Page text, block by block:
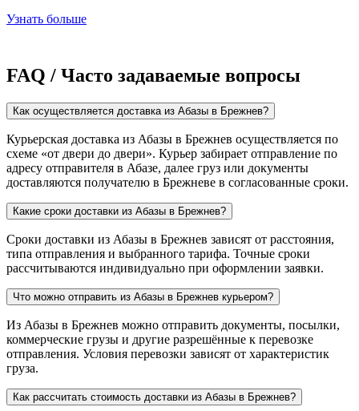
Узнать больше
FAQ / Часто задаваемые вопросы
Как осуществляется доставка из Абазы в Брежнев?
Курьерская доставка из Абазы в Брежнев осуществляется по
схеме «от двери до двери». Курьер забирает отправление по
адресу отправителя в Абазе, далее груз или документы
доставляются получателю в Брежневе в согласованные сроки.
Какие сроки доставки из Абазы в Брежнев?
Сроки доставки из Абазы в Брежнев зависят от расстояния,
типа отправления и выбранного тарифа. Точные сроки
рассчитываются индивидуально при оформлении заявки.
Что можно отправить из Абазы в Брежнев курьером?
Из Абазы в Брежнев можно отправить документы, посылки,
коммерческие грузы и другие разрешённые к перевозке
отправления. Условия перевозки зависят от характеристик
груза.
Как рассчитать стоимость доставки из Абазы в Брежнев?